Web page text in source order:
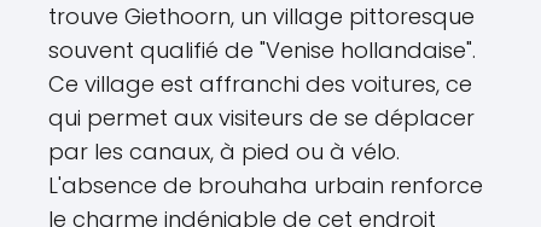
trouve Giethoorn, un village pittoresque
souvent qualifié de "Venise hollandaise".
Ce village est affranchi des voitures, ce
qui permet aux visiteurs de se déplacer
par les canaux, à pied ou à vélo.
L'absence de brouhaha urbain renforce
le charme indéniable de cet endroit